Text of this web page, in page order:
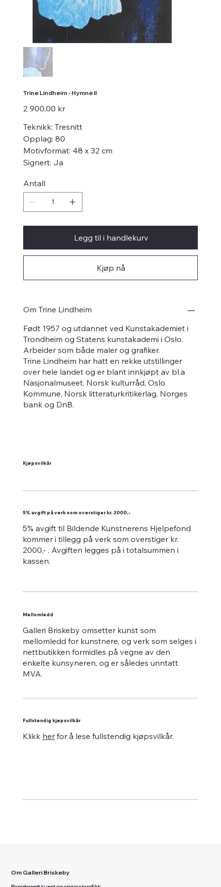
Trine Lindheim - Hymne II
Pris
2 900,00 kr
Teknikk: Tresnitt
Opplag: 80
Motivformat: 48 x 32 cm
Signert: Ja
Antall
Legg til i handlekurv
Kjøp nå
Om Trine Lindheim
Født 1957 og utdannet ved Kunstakademiet i
Trondheim og Statens kunstakademi i Oslo.
Arbeider som både maler og grafiker.
Trine Lindheim har hatt en rekke utstillinger
over hele landet og er blant innkjøpt av bl.a
Nasjonalmuseet, Norsk kulturråd, Oslo
Kommune, Norsk litteraturkritikerlag, Norges
bank og DnB.
Kjøpsvilkår
5% avgift på verk som overstiger kr. 2000,-
5% avgift til Bildende Kunstnerens Hjelpefond
kommer i tillegg på verk som overstiger kr.
2000,- . Avgiften legges på i totalsummen i
kassen.
Mellomledd
Galleri Briskeby omsetter kunst som
mellomledd for kunstnere, og verk som selges i
nettbutikken formidles på vegne av den
enkelte kunsyneren, og er således unntatt
MVA.
Fullstendig kjøpsvilkår
Klikk herfor å lese fullstendig kjøpsvilkår.
Om Galleri Briskeby